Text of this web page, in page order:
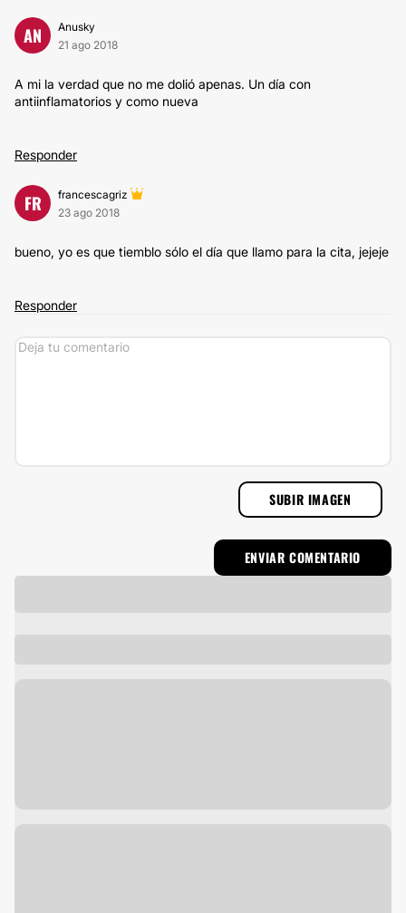
AN
Anusky
21 ago 2018
A mi la verdad que no me dolió apenas. Un día con
antiinflamatorios y como nueva
Responder
FR
francescagriz
23 ago 2018
bueno, yo es que tiemblo sólo el día que llamo para la cita, jejeje
Responder
SUBIR IMAGEN